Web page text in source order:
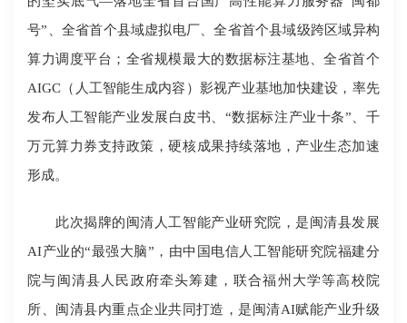
号”、全省首个县域虚拟电厂、全省首个县域级跨区域异构
算力调度平台；全省规模最大的数据标注基地、全省首个
AIGC（人工智能生成内容）影视产业基地加快建设，率先
发布人工智能产业发展白皮书、“数据标注产业十条”、千
万元算力券支持政策，硬核成果持续落地，产业生态加速
形成。
此次揭牌的闽清人工智能产业研究院，是闽清县发展
AI产业的“最强大脑”，由中国电信人工智能研究院福建分
院与闽清县人民政府牵头筹建，联合福州大学等高校院
所、闽清县内重点企业共同打造，是闽清AI赋能产业升级